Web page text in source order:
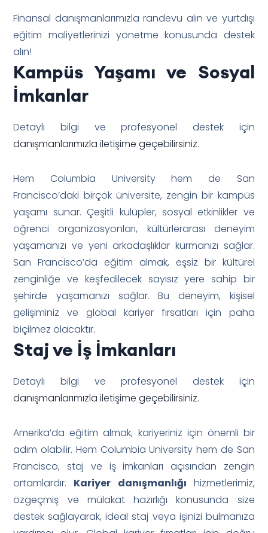
Finansal danışmanlarımızla randevu alın ve yurtdışı
eğitim maliyetlerinizi yönetme konusunda destek
alın!
Kampüs Yaşamı ve Sosyal
İmkanlar
Detaylı bilgi ve profesyonel destek için
danışmanlarımızla iletişime geçebilirsiniz.
Hem Columbia University hem de San
Francisco’daki birçok üniversite, zengin bir kampüs
yaşamı sunar. Çeşitli kulüpler, sosyal etkinlikler ve
öğrenci organizasyonları, kültürlerarası deneyim
yaşamanızı ve yeni arkadaşlıklar kurmanızı sağlar.
San Francisco’da eğitim almak, eşsiz bir kültürel
zenginliğe ve keşfedilecek sayısız yere sahip bir
şehirde yaşamanızı sağlar. Bu deneyim, kişisel
gelişiminiz ve global kariyer fırsatları için paha
biçilmez olacaktır.
Staj ve İş İmkanları
Detaylı bilgi ve profesyonel destek için
danışmanlarımızla iletişime geçebilirsiniz.
Amerika’da eğitim almak, kariyeriniz için önemli bir
adım olabilir. Hem Columbia University hem de San
Francisco, staj ve iş imkanları açısından zengin
ortamlardır. Kariyer danışmanlığı hizmetlerimiz,
özgeçmiş ve mülakat hazırlığı konusunda size
destek sağlayarak, ideal staj veya işinizi bulmanıza